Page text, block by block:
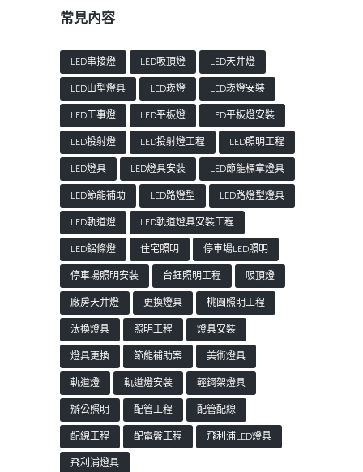
常見內容
LED串接燈 LED吸頂燈
LED天井燈
LED山型燈具
LED崁燈
LED崁燈安裝
LED工事燈
LED平板燈
LED平板燈安裝
LED投射燈
LED投射燈工程
LED照明工程
LED燈具
LED燈具安裝
LED節能標章燈具
LED節能補助
LED路燈型
LED路燈型燈具
LED軌道燈
LED軌道燈具安裝工程
LED鋁條燈
住宅照明
停車場LED照明
停車場照明安裝
台鈺照明工程
吸頂燈
廠房天井燈
更換燈具
桃園照明工程
汰換燈具
照明工程
燈具安裝
燈具更換
節能補助案
美術燈具
軌道燈
軌道燈安裝
輕鋼架燈具
辦公照明
配管工程
配管配線
配線工程
配電盤工程
飛利浦LED燈具
飛利浦燈具